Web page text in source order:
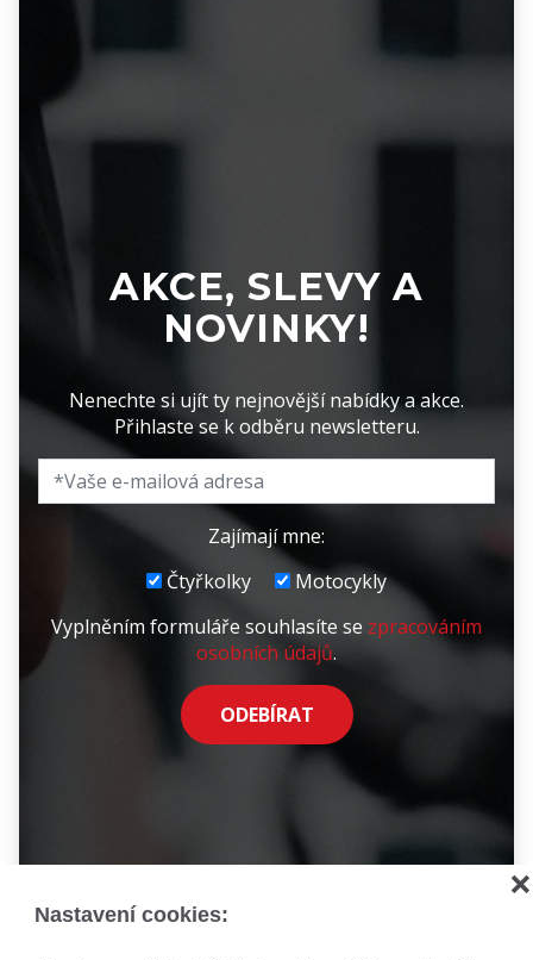
Nastavení cookies:
❌
AKCE, SLEVY A
NOVINKY!
Nenechte si ujít ty nejnovější nabídky a akce.
Přihlaste se k odběru newsletteru.
Zajímají mne:
Čtyřkolky
Motocykly
Vyplněním formuláře souhlasíte se zpracováním
osobních údajů.
ODEBÍRAT